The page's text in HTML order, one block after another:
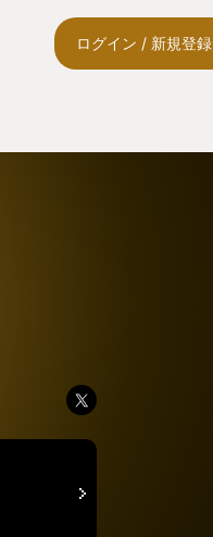
ログイン / 新規登録